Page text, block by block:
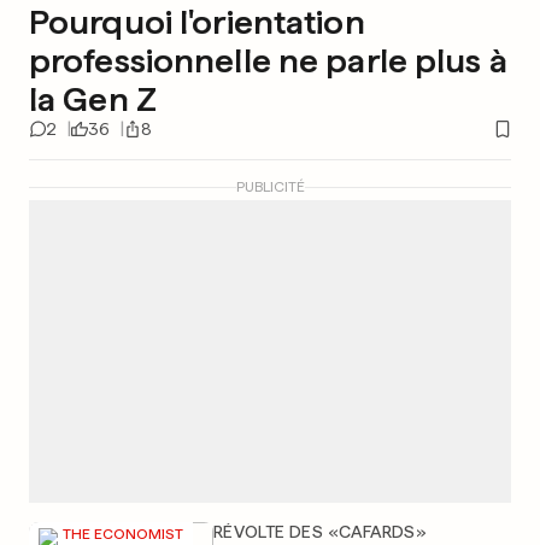
Pourquoi l'orientation
professionnelle ne parle plus à
la Gen Z
2 36 8
THE ECONOMIST RÉVOLTE DES «CAFARDS»
PUBLICITÉ